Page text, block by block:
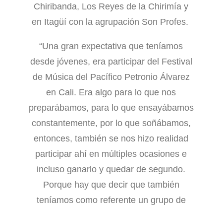
Chiribanda, Los Reyes de la Chirimía y
en Itagüí con la agrupación Son Profes.
“Una gran expectativa que teníamos
desde jóvenes, era participar del Festival
de Música del Pacífico Petronio Álvarez
en Cali. Era algo para lo que nos
preparábamos, para lo que ensayábamos
constantemente, por lo que soñábamos,
entonces, también se nos hizo realidad
participar ahí en múltiples ocasiones e
incluso ganarlo y quedar de segundo.
Porque hay que decir que también
teníamos como referente un grupo de